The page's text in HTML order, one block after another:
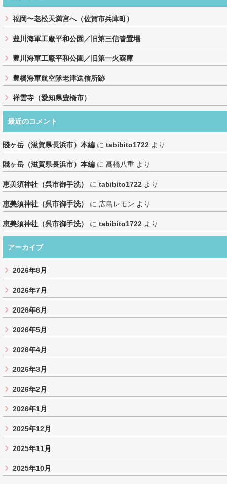
福岡〜老松天満宮へ（佐賀市兵庫町）
豊川海軍工廠平和公園／旧第三信管置場
豊川海軍工廠平和公園／旧第一火薬庫
豊橋海軍航空隊老津送信所跡
祥雲寺（愛知県豊橋市）
最近のコメント
賤ヶ岳（滋賀県長浜市）本編 に tabibito1722 より
賤ヶ岳（滋賀県長浜市）本編 に 髙橋八重 より
恵美須神社（呉市御手洗） に tabibito1722 より
恵美須神社（呉市御手洗） に 広島レモン より
恵美須神社（呉市御手洗） に tabibito1722 より
アーカイブ
2026年8月
2026年7月
2026年6月
2026年5月
2026年4月
2026年3月
2026年2月
2026年1月
2025年12月
2025年11月
2025年10月